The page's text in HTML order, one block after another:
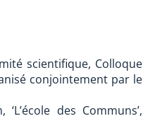
scientifique, Colloque
conjointement par le
des Communs’,